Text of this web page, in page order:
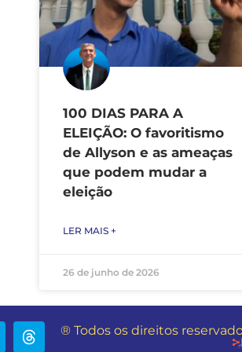
100 DIAS PARA A
ELEIÇÃO: O favoritismo
de Allyson e as ameaças
que podem mudar a
eleição
LER MAIS +
26 de junho de 2026
® Todos os direitos